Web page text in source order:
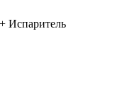
Испаритель